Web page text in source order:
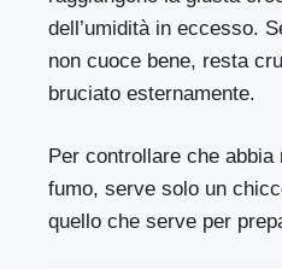
dell’umidità in eccesso.
non cuoce bene, resta
bruciato esternamente.
Per controllare che abbia
fumo, serve solo un
quello che serve per